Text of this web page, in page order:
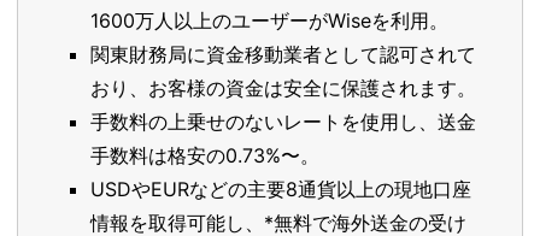
1600万人以上のユーザーがWiseを利用。
関東財務局に資金移動業者として認可されて
おり、お客様の資金は安全に保護されます。
手数料の上乗せのないレートを使用し、送金
手数料は格安の0.73%〜。
USDやEURなどの主要8通貨以上の現地口座
情報を取得可能し、*無料で海外送金の受け